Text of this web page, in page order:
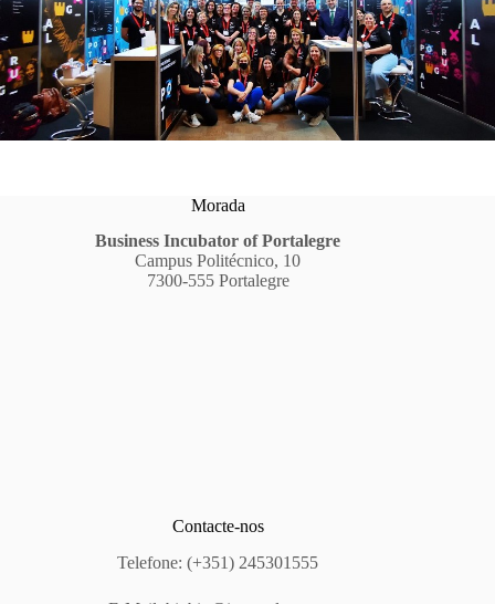
Morada
Business Incubator of Portalegre
Campus Politécnico, 10
7300-555 Portalegre
Contacte-nos
Telefone: (+351) 245301555